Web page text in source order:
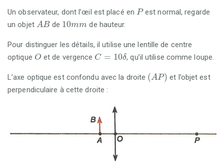
Un observateur, dont l’œil est placé en P
Pest normal, regarde
un objet AB
AB de 10mm
10mm de hauteur.
Pour distinguer les détails, il utilise une lentille de centre
optique O
O et de vergence C = 10δ
C= 10δ , qu’il utilise comme loupe.
L’axe optique est confondu avec la droite (AP)
A P
et l’objet est
perpendiculaire à cette droite :